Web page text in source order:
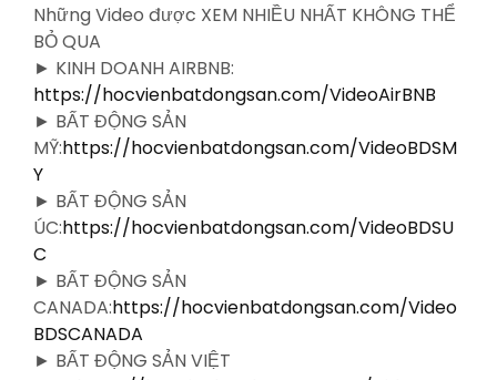
Những Video được XEM NHIỀU NHẤT KHÔNG THỂ
BỎ QUA
► KINH DOANH AIRBNB:
https://hocvienbatdongsan.com/VideoAirBNB
► BẤT ĐỘNG SẢN
MỸ:https://hocvienbatdongsan.com/VideoBDSM
Y
► BẤT ĐỘNG SẢN
ÚC:https://hocvienbatdongsan.com/VideoBDSU
C
► BẤT ĐỘNG SẢN
CANADA:https://hocvienbatdongsan.com/Video
BDSCANADA
► BẤT ĐỘNG SẢN VIỆT